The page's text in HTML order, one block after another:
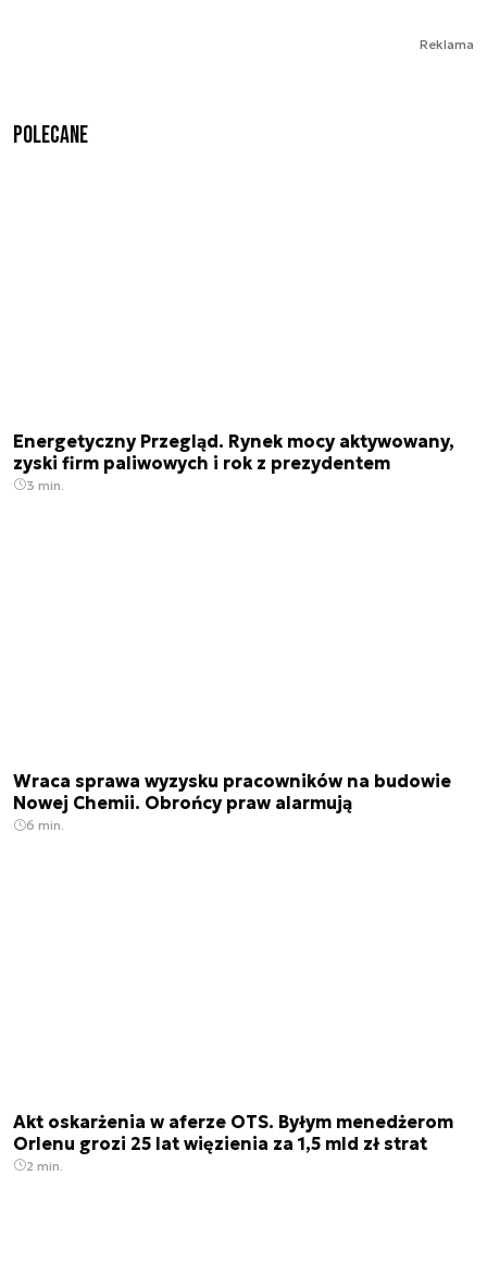
Reklama
Polecane
Energetyczny Przegląd. Rynek mocy aktywowany,
zyski firm paliwowych i rok z prezydentem
3 min.
Wraca sprawa wyzysku pracowników na budowie
Nowej Chemii. Obrońcy praw alarmują
6 min.
Akt oskarżenia w aferze OTS. Byłym menedżerom
Orlenu grozi 25 lat więzienia za 1,5 mld zł strat
2 min.